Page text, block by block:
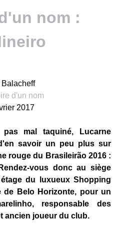
nom :
d'un nom
2017
mal taquiné, Lucarne
savoir un peu plus sur
rouge du Brasileirão 2016 :
vous donc au siège
du luxueux Shopping
de Belo Horizonte, pour un
responsable des
ancien joueur du club.